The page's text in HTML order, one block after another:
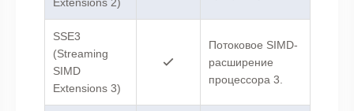
SSE3
(Streaming
SIMD
Extensions 3)
Потоковое SIMD-
расширение
процессора 3.